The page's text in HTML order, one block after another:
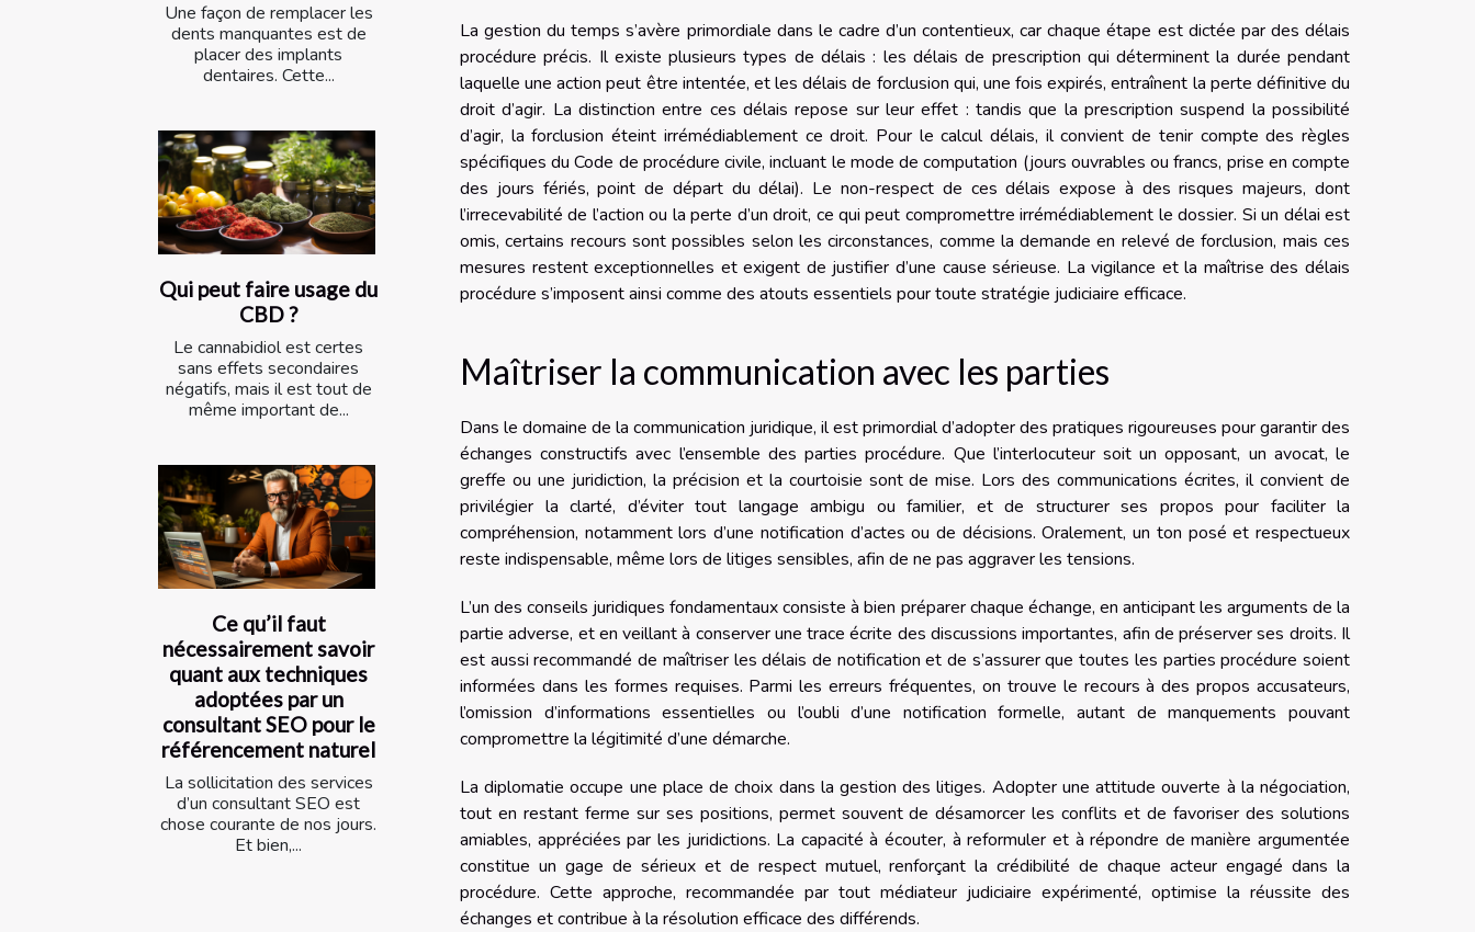
Une façon de remplacer les
dents manquantes est de
placer des implants
dentaires. Cette...
Qui peut faire usage du
CBD ?
Le cannabidiol est certes
sans effets secondaires
négatifs, mais il est tout de
même important de...
Ce qu’il faut
nécessairement savoir
quant aux techniques
adoptées par un
consultant SEO pour le
référencement naturel
La sollicitation des services
d’un consultant SEO est
chose courante de nos jours.
Et bien,...
La gestion du temps s’avère primordiale dans le cadre d’un contentieux, car chaque étape est dictée par des délais
procédure précis. Il existe plusieurs types de délais : les délais de prescription qui déterminent la durée pendant
laquelle une action peut être intentée, et les délais de forclusion qui, une fois expirés, entraînent la perte définitive du
droit d’agir. La distinction entre ces délais repose sur leur effet : tandis que la prescription suspend la possibilité
d’agir, la forclusion éteint irrémédiablement ce droit. Pour le calcul délais, il convient de tenir compte des règles
spécifiques du Code de procédure civile, incluant le mode de computation (jours ouvrables ou francs, prise en compte
des jours fériés, point de départ du délai). Le non-respect de ces délais expose à des risques majeurs, dont
l’irrecevabilité de l’action ou la perte d’un droit, ce qui peut compromettre irrémédiablement le dossier. Si un délai est
omis, certains recours sont possibles selon les circonstances, comme la demande en relevé de forclusion, mais ces
mesures restent exceptionnelles et exigent de justifier d’une cause sérieuse. La vigilance et la maîtrise des délais
procédure s’imposent ainsi comme des atouts essentiels pour toute stratégie judiciaire efficace.
Maîtriser la communication avec les parties
Dans le domaine de la communication juridique, il est primordial d’adopter des pratiques rigoureuses pour garantir des
échanges constructifs avec l’ensemble des parties procédure. Que l’interlocuteur soit un opposant, un avocat, le
greffe ou une juridiction, la précision et la courtoisie sont de mise. Lors des communications écrites, il convient de
privilégier la clarté, d’éviter tout langage ambigu ou familier, et de structurer ses propos pour faciliter la
compréhension, notamment lors d’une notification d’actes ou de décisions. Oralement, un ton posé et respectueux
reste indispensable, même lors de litiges sensibles, afin de ne pas aggraver les tensions.
L’un des conseils juridiques fondamentaux consiste à bien préparer chaque échange, en anticipant les arguments de la
partie adverse, et en veillant à conserver une trace écrite des discussions importantes, afin de préserver ses droits. Il
est aussi recommandé de maîtriser les délais de notification et de s’assurer que toutes les parties procédure soient
informées dans les formes requises. Parmi les erreurs fréquentes, on trouve le recours à des propos accusateurs,
l’omission d’informations essentielles ou l’oubli d’une notification formelle, autant de manquements pouvant
compromettre la légitimité d’une démarche.
La diplomatie occupe une place de choix dans la gestion des litiges. Adopter une attitude ouverte à la négociation,
tout en restant ferme sur ses positions, permet souvent de désamorcer les conflits et de favoriser des solutions
amiables, appréciées par les juridictions. La capacité à écouter, à reformuler et à répondre de manière argumentée
constitue un gage de sérieux et de respect mutuel, renforçant la crédibilité de chaque acteur engagé dans la
procédure. Cette approche, recommandée par tout médiateur judiciaire expérimenté, optimise la réussite des
échanges et contribue à la résolution efficace des différends.